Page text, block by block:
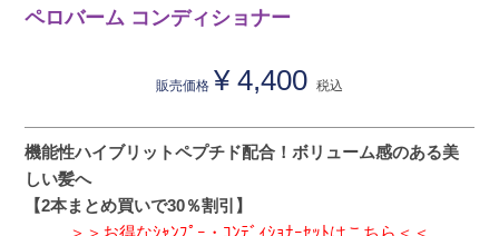
ペロバーム コンディショナー
販売価格 ¥ 4,400 税込
機能性ハイブリットペプチド配合！ボリューム感のある美
しい髪へ
【2本まとめ買いで30％割引】